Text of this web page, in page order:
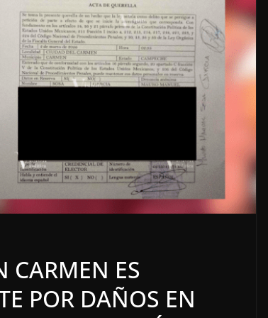
CARMEN ES
POR DAÑOS EN
LOCALES OPINIÓN
6 agosto, 2026